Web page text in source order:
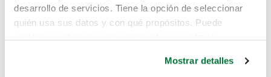
desarrollo de servicios. Tiene la opción de seleccionar
quién usa sus datos y con qué propósitos. Puede
Mostrar detalles
Pero puedes encontrar el coche que estás
buscando en alguno de estos enlaces: